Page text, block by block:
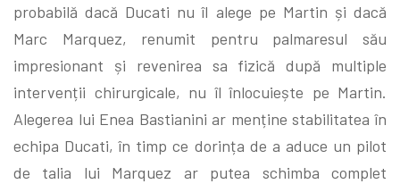
probabilă dacă Ducati nu îl alege pe Martin și dacă
Marc Marquez, renumit pentru palmaresul său
impresionant și revenirea sa fizică după multiple
intervenții chirurgicale, nu îl înlocuiește pe Martin.
Alegerea lui Enea Bastianini ar menține stabilitatea în
echipa Ducati, în timp ce dorința de a aduce un pilot
de talia lui Marquez ar putea schimba complet